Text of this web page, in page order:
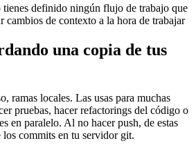
tienes definido ningún flujo de trabajo que
cambios de contexto a la hora de trabajar
una copia de tus
ramas locales. Las usas para muchas
pruebas, hacer refactorings del código o
en paralelo. Al no hacer push, de estas
los commits en tu servidor git.